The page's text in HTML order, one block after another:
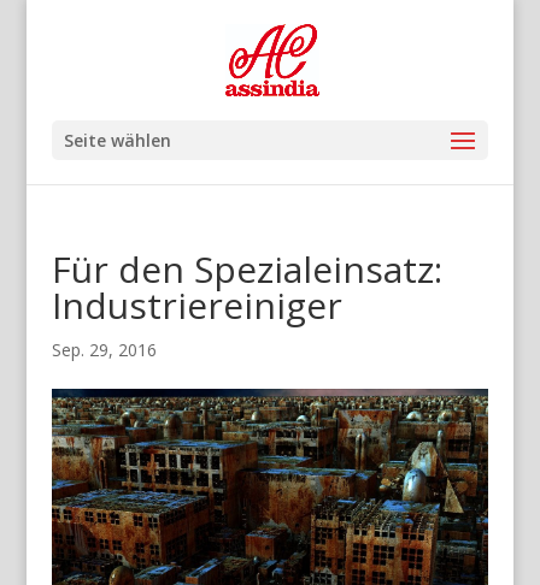
Seite wählen
Für den Spezialeinsatz:
Industriereiniger
Sep. 29, 2016